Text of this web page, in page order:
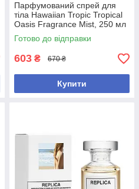
Парфумований спрей для
тіла Hawaiian Tropic Tropical
Oasis Fragrance Mist, 250 мл
Готово до відправки
603 ₴ 670 ₴
Купити